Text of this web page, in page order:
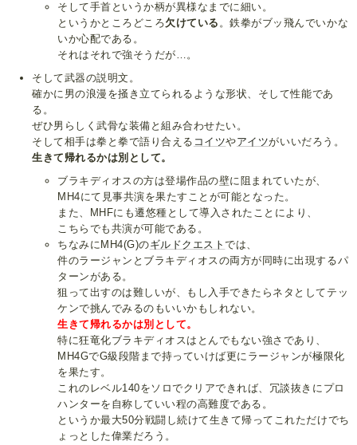
そして手首というか柄が異様なまでに細い。
というかところどころ欠けている 。鉄拳がブッ飛んでいかな
いか心配である。
それはそれで強そうだが…。
そして武器の説明文。
確かに男の浪漫を掻き立てられるような形状、そして性能であ
る。
ぜひ男らしく武骨な装備と組み合わせたい。
そして相手は拳と拳で語り合える コイツやアイツがいいだろう。
生きて帰れるかは別として。
ブラキディオスの方は登場作品の壁に阻まれていたが、
MH4にて見事共演を果たすことが可能となった。
また、MHFにも遷悠種として導入されたことにより、
こちらでも共演が可能である。
ちなみにMH4(G)のギルドクエストでは、
件のラージャンとブラキディオスの両方が同時に出現するパ
ターンがある。
狙って出すのは難しいが、もし入手できたらネタとしてテッ
ケンで挑んでみるのもいいかもしれない。
生きて帰れるかは別として。
特に狂竜化ブラキディオスはとんでもない強さであり、
MH4GでG級段階まで持っていけば更にラージャンが極限化
を果たす。
これのレベル140をソロでクリアできれば、冗談抜きにプロ
ハンターを自称していい程の高難度である。
というか最大50分戦闘し続けて生きて帰ってこれただけでち
ょっとした偉業だろう。